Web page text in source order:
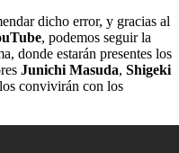
dicho error, y gracias al
, podemos seguir la
donde estarán presentes los
Junichi Masuda, Shigeki
convivirán con los